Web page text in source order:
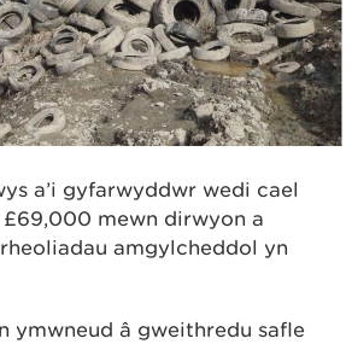
a’i gyfarwyddwr wedi cael
mewn dirwyon a
amgylcheddol yn
ymwneud â gweithredu safle